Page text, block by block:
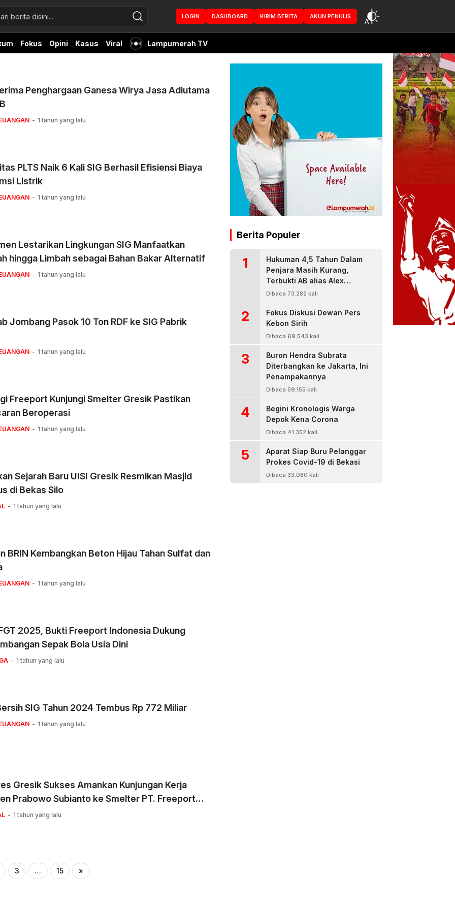
LOGIN DASHBOARD KIRIM BERITA AKUN PENULIS
Fokus Opini Kasus Viral Lampumerah TV
Penghargaan Ganesa Wirya Jasa Adiutama
1 tahun yang lalu
PLTS Naik 6 Kali SIG Berhasil Efisiensi Biaya
Listrik
1 tahun yang lalu
Lestarikan Lingkungan SIG Manfaatkan
hingga Limbah sebagai Bahan Bakar Alternatif
1 tahun yang lalu
Jombang Pasok 10 Ton RDF ke SIG Pabrik
1 tahun yang lalu
Freeport Kunjungi Smelter Gresik Pastikan
Beroperasi
1 tahun yang lalu
Sejarah Baru UISI Gresik Resmikan Masjid
di Bekas Silo
1 tahun yang lalu
BRIN Kembangkan Beton Hijau Tahan Sulfat dan
1 tahun yang lalu
2025, Bukti Freeport Indonesia Dukung
Sepak Bola Usia Dini
1 tahun yang lalu
SIG Tahun 2024 Tembus Rp 772 Miliar
1 tahun yang lalu
Gresik Sukses Amankan Kunjungan Kerja
Prabowo Subianto ke Smelter PT. Freeport
1 tahun yang lalu
3 … 15 »
Berita Populer
1
Hukuman 4,5 Tahun Dalam
Penjara Masih Kurang,
Terbukti AB alias Alex
Residivis Narkoba Kembali
Dibaca 73.282 kali
2
Fokus Diskusi Dewan Pers
Kebon Sirih
Dibaca 69.543 kali
3
Buron Hendra Subrata
Diterbangkan ke Jakarta, Ini
Penampakannya
Dibaca 59.155 kali
4
Begini Kronologis Warga
Depok Kena Corona
Dibaca 41.352 kali
5
Aparat Siap Buru Pelanggar
Prokes Covid-19 di Bekasi
Dibaca 33.080 kali